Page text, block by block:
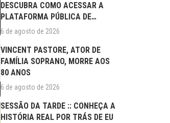
DESCUBRA COMO ACESSAR A
PLATAFORMA PÚBLICA DE
STREAMING
6 de agosto de 2026
VINCENT PASTORE, ATOR DE
FAMÍLIA SOPRANO, MORRE AOS
80 ANOS
6 de agosto de 2026
SESSÃO DA TARDE :: CONHEÇA A
HISTÓRIA REAL POR TRÁS DE EU